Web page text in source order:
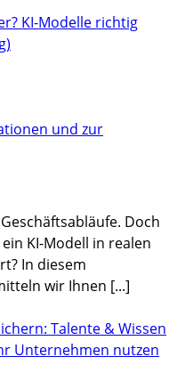
KI-Modelle richtig
und zur
Doch
KI-Modell in realen
In diesem
wir Ihnen [...]
Talente & Wissen
Unternehmen nutzen